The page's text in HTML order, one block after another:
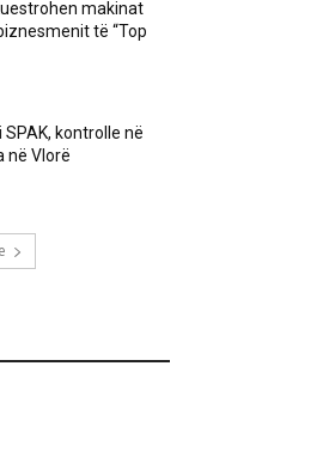
makinat
të “Top
SPAK, kontrolle në
në Vlorë